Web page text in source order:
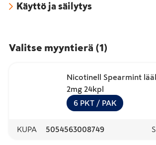
E955 Sukraloosi
Käyttö ja säilytys
Valitse myyntierä (1)
Nicotinell Spearmint
2mg 24kpl
6 PKT / PAK
KUPA 5054563008749